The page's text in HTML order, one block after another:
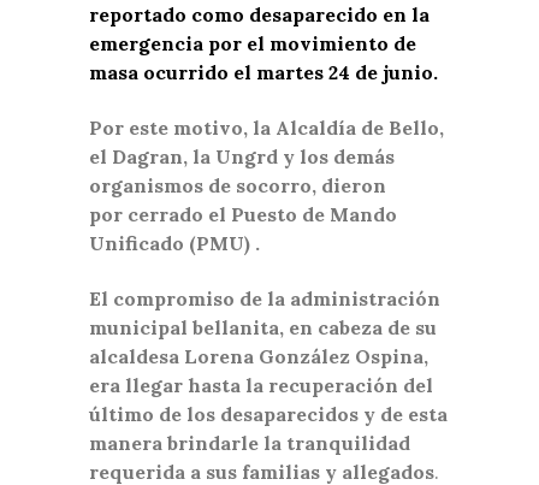
reportado como desaparecido en la
emergencia por el movimiento de
masa ocurrido el martes 24 de junio.
Por este motivo, la Alcaldía de Bello,
el Dagran, la Ungrd y los demás
organismos de socorro, dieron
por cerrado el Puesto de Mando
Unificado (PMU) .
El compromiso de la administración
municipal bellanita, en cabeza de su
alcaldesa Lorena González Ospina,
era llegar hasta la recuperación del
último de los desaparecidos y de esta
manera brindarle la tranquilidad
requerida a sus familias y allegados.